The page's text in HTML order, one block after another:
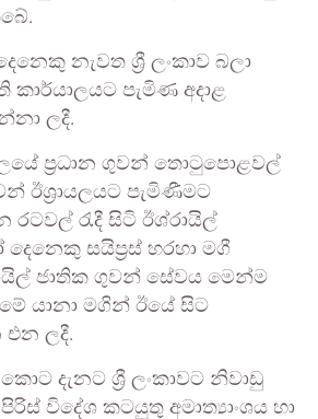
නැවත ශ්‍රී ලංකාව බලා
කාර්යාලයට පැමිණ අදාළ
ලදී.
ප්‍රධාන ගුවන් තොටුපොළවල්
ඊශ්‍රායලයට පැමිණීමට
රැදී සිටි ඊශ්රායිල්
සයිප්‍රස් හරහා මගී
ජාතික ගුවන් සේවය මෙන්ම
යානා මගින් ඊයේ සිට
එන ලදී.
දැනට ශ්‍රී ලංකාවට නිවාඩු
විදේශ කටයුතු අමාත්‍යාංශය හා